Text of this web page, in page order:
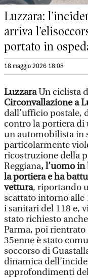
Luzzara:
arriva
portato in
18 maggio 2026 18:08
LuzzaraUn ciclista
Circonvallazione a
dall’ufficio postale,
contro la portiera di
un automobilista in
particolarmente
ricostruzione della
Reggiana, l’uomo
la portiera e ha
vettura, riportando
scattato intorno alle
i sanitari del 118 e,
stato richiesto
Parma, poi
35enne è stato
soccorso di
dinamica
approfondimenti